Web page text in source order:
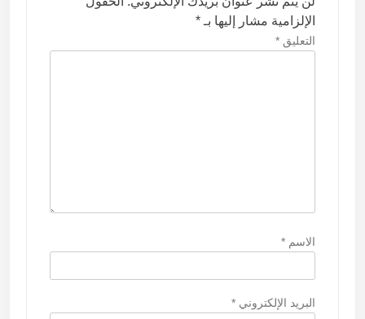
الإلزامية مشار إليها بـ *
التعليق *
الاسم *
البريد الإلكتروني *